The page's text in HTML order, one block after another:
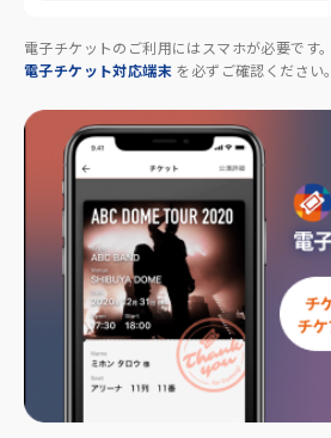
電子チケットのご利用にはスマホが必要です。
電子チケット対応端末 を必ずご確認ください。